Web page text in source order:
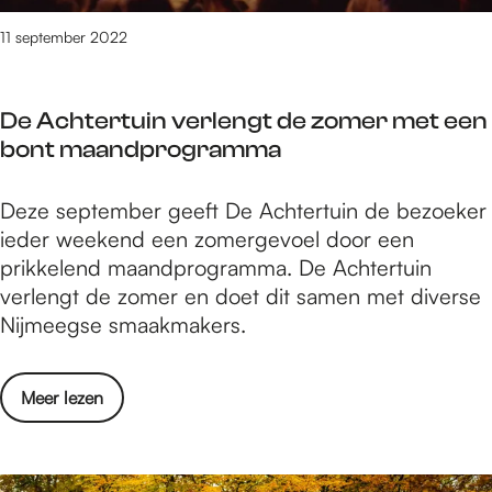
g
e
-
1
2
/
m
1
8
s
p
t
m
d
o
i
n
i
j
m
e
g
n
-
De Achtertuin verlengt de zomer met een
bont maandprogramma
11 september 2022
D
e
A
c
h
e
r
Deze september geeft De Achtertuin de bezoeker
ieder weekend een zomergevoel door een
prikkelend maandprogramma. De Achtertuin
verlengt de zomer en doet dit samen met diverse
Nijmeegse smaakmakers.
Meer lezen
o
v
r